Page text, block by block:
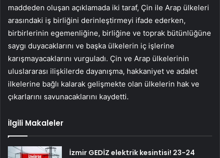
maddeden oluşan açıklamada iki taraf, Çin ile Arap ülkeleri
arasındaki iş birliğini derinleştirmeyi ifade ederken,
birbirlerinin egemenliğine, birliğine ve toprak bütünlüğüne
saygı duyacaklarını ve başka ülkelerin iç işlerine
karışmayacaklarını vurguladı. Çin ve Arap ülkelerinin
uluslararası ilişkilerde dayanışma, hakkaniyet ve adalet
ilkelerine bağlı kalarak gelişmekte olan ülkelerin hak ve
çıkarlarını savunacaklarını kaydetti.
İlgili Makaleler
İzmir GEDİZ elektrik kesintisi! 23-24